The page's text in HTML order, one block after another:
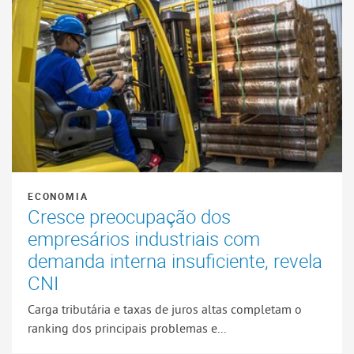
ECONOMIA
Cresce preocupação dos
empresários industriais com
demanda interna insuficiente, revela
CNI
Carga tributária e taxas de juros altas completam o
ranking dos principais problemas e...